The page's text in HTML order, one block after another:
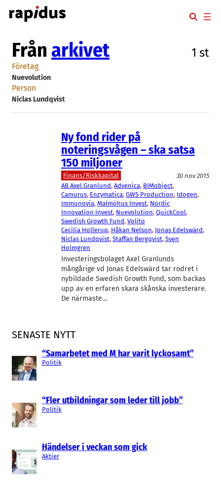
Hoppa
till
SENASTE NYTT
“Samarbetet med M har varit lyckosamt”
Politik
“Fler utbildningar som leder till jobb”
Politik
Händelser i veckan som gick
Aktier
Från arkivet 1 st
Företag
Nuevolution
Person
Niclas Lundqvist
Ny fond rider på
noteringsvågen – ska satsa
150 miljoner
Finans/Riskkapital
30 nov 2015
AB Axel Granlund, Advenica, BIMobject
Camurus, Enzymatica, GWS Production, Idogen
Immunovia, Malmöhus Invest, Nordic
Innovation Invest, Nuevolution, QuickCool
Swedish Growth Fund, Volito
Cecilia Hollerup, Håkan Nelson, Jonas Edelswärd
Niclas Lundqvist, Staffan Bergqvist, Sven
Holmgren
Investeringsbolaget Axel Granlunds
mångårige vd Jonas Edelswärd tar rodret i
nybildade Swedish Growth Fund, som backas
upp av en erfaren skara skånska investerare.
De närmaste…